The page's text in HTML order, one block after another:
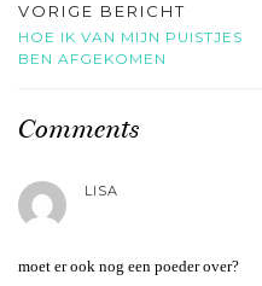
VORIGE BERICHT
HOE IK VAN MIJN PUISTJES
BEN AFGEKOMEN
Comments
LISA
moet er ook nog een poeder over?